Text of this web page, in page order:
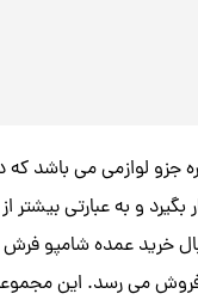
لوازمی می باشد که
و به عبارتی بیشتر
خرید عمده شامپو
فروش می رسد. این